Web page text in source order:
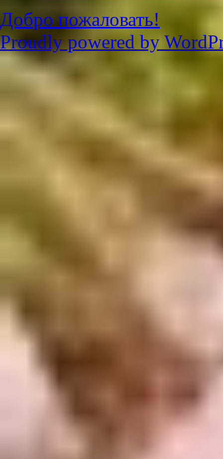
Добро пожаловать!
Proudly powered by